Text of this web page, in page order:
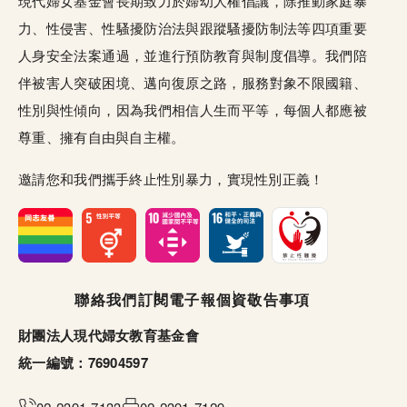
力、性侵害、性騷擾防治法與跟蹤騷擾防制法等四項重要
人身安全法案通過，並進行預防教育與制度倡導。我們陪
伴被害人突破困境、邁向復原之路，服務對象不限國籍、
性別與性傾向，因為我們相信人生而平等，每個人都應被
尊重、擁有自由與自主權。
邀請您和我們攜手終止性別暴力，實現性別正義！
聯絡我們訂閱電子報個資敬告事項
財團法人現代婦女教育基金會
統一編號：76904597